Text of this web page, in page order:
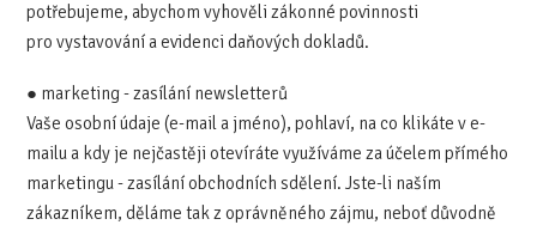
potřebujeme, abychom vyhověli zákonné povinnosti
pro vystavování a evidenci daňových dokladů.
● marketing - zasílání newsletterů
Vaše osobní údaje (e-mail a jméno), pohlaví, na co klikáte v e-
mailu a kdy je nejčastěji otevíráte využíváme za účelem přímého
marketingu - zasílání obchodních sdělení. Jste-li naším
zákazníkem, děláme tak z oprávněného zájmu, neboť důvodně